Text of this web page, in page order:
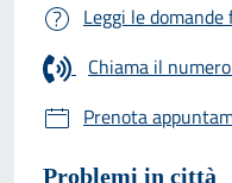
Leggi le
Chiama il
Prenota
Problemi in città